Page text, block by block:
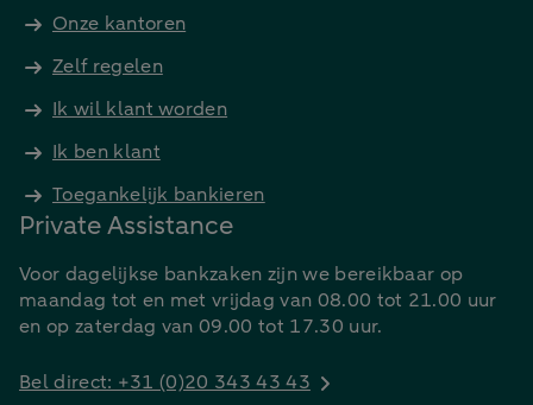
Onze kantoren
Zelf regelen
Ik wil klant worden
Ik ben klant
Toegankelijk bankieren
Private Assistance
Voor dagelijkse bankzaken zijn we bereikbaar op
maandag tot en met vrijdag van 08.00 tot 21.00 uur
en op zaterdag van 09.00 tot 17.30 uur.
Bel direct: +31 (0)20 343 43 43